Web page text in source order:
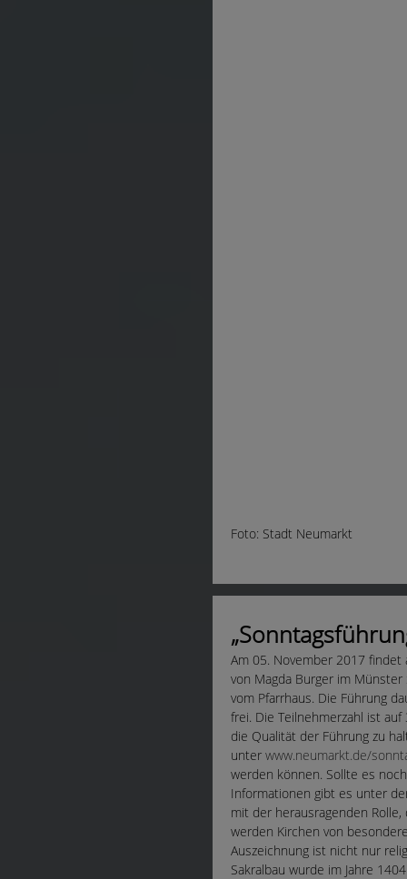
Foto: Stadt Neumarkt
Am 05. November 2017 findet
von Magda Burger im
vom Pfarrhaus. Die Führung
frei. Die Teilnehmerzahl ist
die Qualität der Führung zu
unter www.neumarkt.de/
werden können. Sollte es
Informationen gibt es unter
mit der herausragenden
werden Kirchen von
Auszeichnung ist nicht nur
Sakralbau wurde im Jahre